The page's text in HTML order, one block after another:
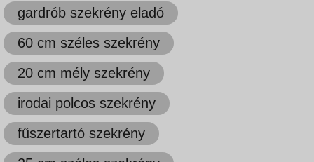
gardrób szekrény eladó
60 cm széles szekrény
20 cm mély szekrény
irodai polcos szekrény
fűszertartó szekrény